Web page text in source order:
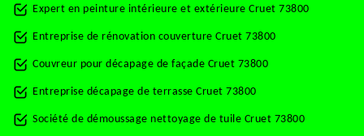
Expert en peinture intérieure et extérieure Cruet 73800
Entreprise de rénovation couverture Cruet 73800
Couvreur pour décapage de façade Cruet 73800
Entreprise décapage de terrasse Cruet 73800
Société de démoussage nettoyage de tuile Cruet 73800